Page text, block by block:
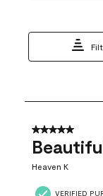
8
37
Reviews
5 out of 5
Heaven K
VERIFIED